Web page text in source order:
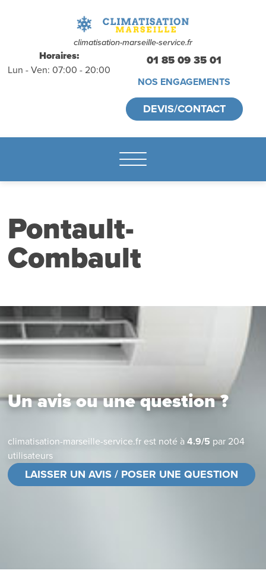
climatisation-marseille-service.fr
Horaires:
Lun - Ven: 07:00 - 20:00
01 85 09 35 01
NOS ENGAGEMENTS
DEVIS/CONTACT
déplacements
gratuitssans
engagement
appelez-nous :
01.85.09.35.01
Pontault-
Combault
Un avis ou une question ?
climatisation-marseille-service.fr est noté à4.9/5 par 204
utilisateurs
LAISSER UN AVIS / POSER UNE QUESTION